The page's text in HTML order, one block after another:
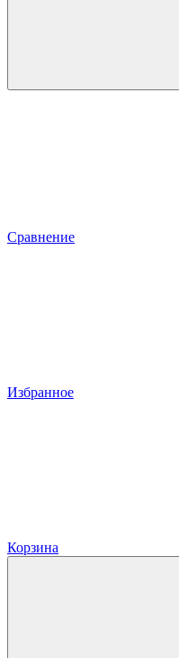
Сравнение
Избранное
Корзина